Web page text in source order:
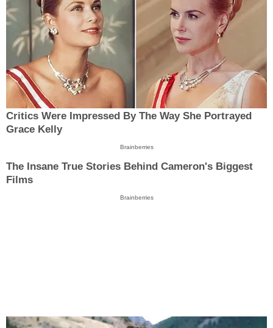
Critics Were Impressed By The Way She Portrayed
Grace Kelly
Brainberries
The Insane True Stories Behind Cameron's Biggest
Films
Brainberries